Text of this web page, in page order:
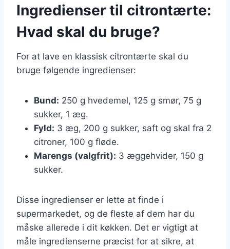
Ingredienser til citrontærte:
Hvad skal du bruge?
For at lave en klassisk citrontærte skal du
bruge følgende ingredienser:
Bund: 250 g hvedemel, 125 g smør, 75 g
sukker, 1 æg.
Fyld: 3 æg, 200 g sukker, saft og skal fra 2
citroner, 100 g fløde.
Marengs (valgfrit): 3 æggehvider, 150 g
sukker.
Disse ingredienser er lette at finde i
supermarkedet, og de fleste af dem har du
måske allerede i dit køkken. Det er vigtigt at
måle ingredienserne præcist for at sikre, at